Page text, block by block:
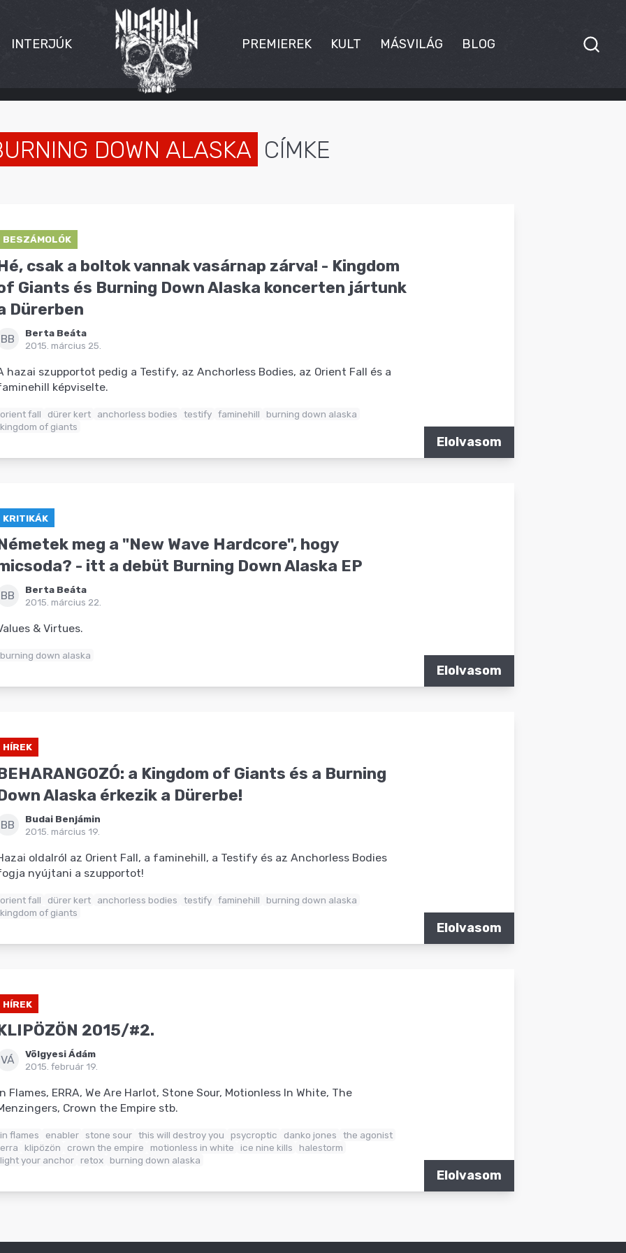
INTERJÚK PREMIEREK KULT MÁSVILÁG BLOG
DOWN ALASKA CÍMKE
BESZÁMOLÓK
csak a boltok vannak vasárnap zárva! - Kingdom
Giants és Burning Down Alaska koncerten jártunk
Dürerben
BB
Berta Beáta
2015. március 25.
hazai szupportot pedig a Testify, az Anchorless Bodies, az Orient Fall és a
képviselte.
orient fall dürer kert anchorless bodies testify faminehill
burning down alaska
kingdom of giants
Elolvasom
KRITIKÁK
meg a "New Wave Hardcore", hogy
- itt a debüt Burning Down Alaska EP
BB
Berta Beáta
2015. március 22.
& Virtues.
burning down alaska
Elolvasom
HÍREK
a Kingdom of Giants és a Burning
Alaska érkezik a Dürerbe!
BB
Budai Benjámin
2015. március 19.
oldalról az Orient Fall, a faminehill, a Testify és az Anchorless Bodies
nyújtani a szupportot!
orient fall dürer kert anchorless bodies testify faminehill
burning down alaska
kingdom of giants
Elolvasom
HÍREK
2015/#2.
VÁ
Völgyesi Ádám
2015. február 19.
Flames, ERRA, We Are Harlot, Stone Sour, Motionless In White, The
Crown the Empire stb.
in flames enabler stone sour this will destroy you psycroptic danko jones
the agonist
erra
klipözön crown the empire motionless in white ice nine kills
halestorm
light your anchor retox burning down alaska
Elolvasom